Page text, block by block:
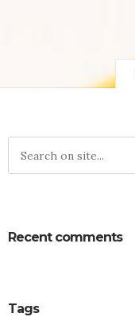
Recent comments
Tags